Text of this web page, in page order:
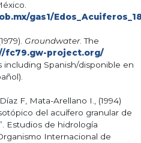
gas1/
Groundwater. The
fc79.gw-project.org/
including Spanish/disponible en
F, Mata-Arellano I., (1994)
del acuífero granular de
Estudios de hidrología
Internacional de